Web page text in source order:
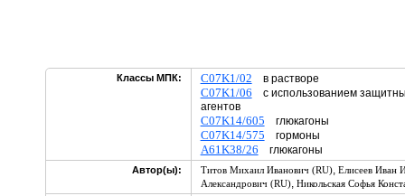
Классы МПК: C07K1/02 в растворе
C07K1/06 с использованием
агентов
C07K14/605 глюкагоны
C07K14/575 гормоны
A61K38/26 глюкагоны
Автор(ы): Титов Михаил Иванович (RU), Елисеев Иван
Александрович (RU), Никольская Софья